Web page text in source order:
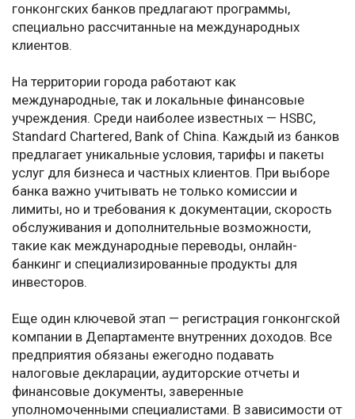
гонконгских банков предлагают программы,
специально рассчитанные на международных
клиентов.
На территории города работают как
международные, так и локальные финансовые
учреждения. Среди наиболее известных — HSBC,
Standard Chartered, Bank of China. Каждый из банков
предлагает уникальные условия, тарифы и пакеты
услуг для бизнеса и частных клиентов. При выборе
банка важно учитывать не только комиссии и
лимиты, но и требования к документации, скорость
обслуживания и дополнительные возможности,
такие как международные переводы, онлайн-
банкинг и специализированные продукты для
инвесторов.
Еще один ключевой этап — регистрация гонконгской
компании в Департаменте внутренних доходов. Все
предприятия обязаны ежегодно подавать
налоговые декларации, аудиторские отчеты и
финансовые документы, заверенные
уполномоченными специалистами. В зависимости от